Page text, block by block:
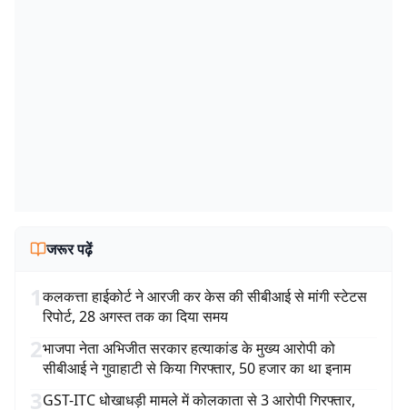
जरूर पढ़ें
1कलकत्ता हाईकोर्ट ने आरजी कर केस की सीबीआई से मांगी स्टेटस
रिपोर्ट, 28 अगस्त तक का दिया समय
2भाजपा नेता अभिजीत सरकार हत्याकांड के मुख्य आरोपी को
सीबीआई ने गुवाहाटी से किया गिरफ्तार, 50 हजार का था इनाम
3GST-ITC धोखाधड़ी मामले में कोलकाता से 3 आरोपी गिरफ्तार,